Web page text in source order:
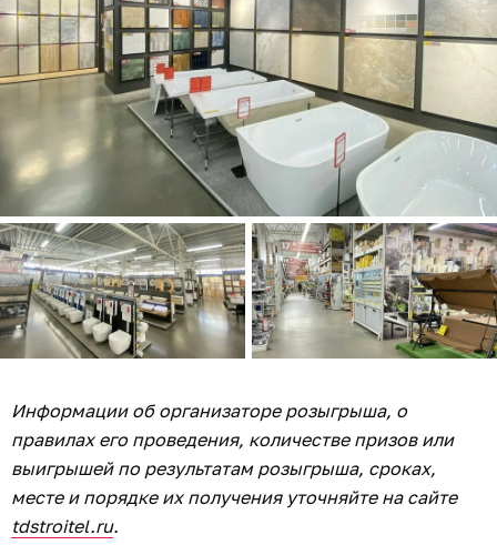
Информации об организаторе розыгрыша, о
правилах его проведения, количестве призов или
выигрышей по результатам розыгрыша, сроках,
месте и порядке их получения уточняйте на сайте
tdstroitel.ru.